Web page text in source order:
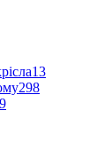
13
298